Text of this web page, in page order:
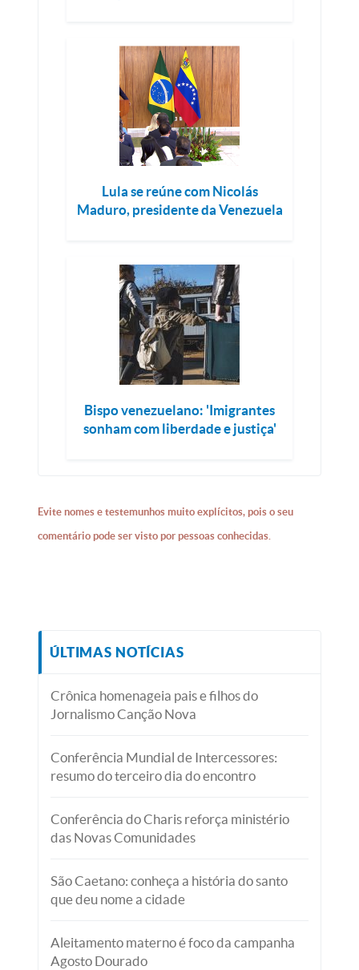
Lula se reúne com Nicolás
Maduro, presidente da Venezuela
Bispo venezuelano: 'Imigrantes
sonham com liberdade e justiça'
Evite nomes e testemunhos muito explícitos, pois o seu
comentário pode ser visto por pessoas conhecidas.
ÚLTIMAS NOTÍCIAS
Crônica homenageia pais e filhos do
Jornalismo Canção Nova
Conferência Mundial de Intercessores:
resumo do terceiro dia do encontro
Conferência do Charis reforça ministério
das Novas Comunidades
São Caetano: conheça a história do santo
que deu nome a cidade
Aleitamento materno é foco da campanha
Agosto Dourado